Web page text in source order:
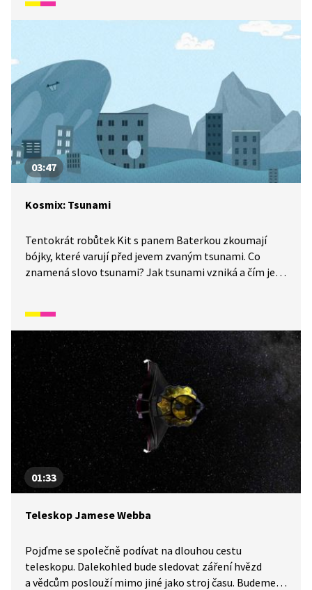
03:47
Kosmix: Tsunami
Tentokrát robůtek Kit s panem Baterkou zkoumají
bójky, které varují před jevem zvaným tsunami. Co
znamená slovo tsunami? Jak tsunami vzniká a čím je
01:33
Teleskop Jamese Webba
Pojďme se společně podívat na dlouhou cestu
teleskopu. Dalekohled bude sledovat záření hvězd
a vědcům poslouží mimo jiné jako stroj času. Budeme